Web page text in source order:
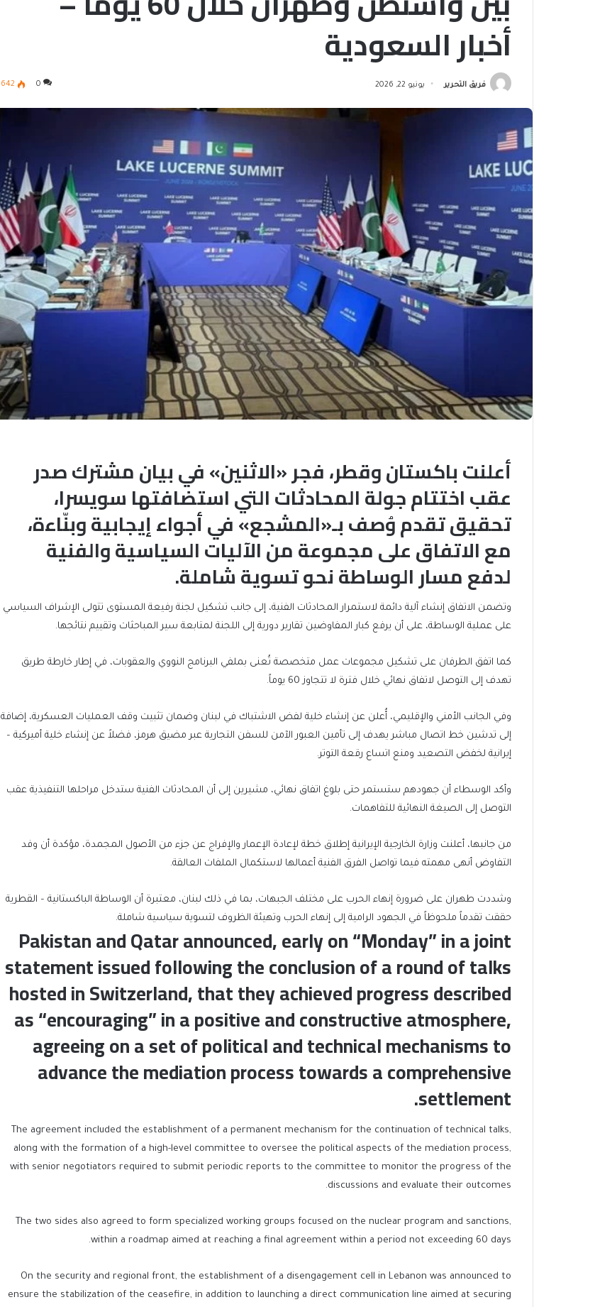
أخبار السعودية
فريق التحرير يونيو 22, 2026 0
642
أعلنت باكستان وقطر، فجر «الاثنين» في بيان مشترك صدر
عقب اختتام جولة المحادثات التي استضافتها سويسرا،
تحقيق تقدم وُصف بـ«المشجع» في أجواء إيجابية وبنّاءة،
مع الاتفاق على مجموعة من الآليات السياسية والفنية
لدفع مسار الوساطة نحو تسوية شاملة.
وتضمن الاتفاق إنشاء آلية دائمة لاستمرار المحادثات الفنية، إلى جانب تشكيل لجنة رفيعة المستوى تتولى الإشراف السياسي
على عملية الوساطة، على أن يرفع كبار المفاوضين تقارير دورية إلى اللجنة لمتابعة سير المباحثات وتقييم نتائجها.
كما اتفق الطرفان على تشكيل مجموعات عمل متخصصة تُعنى بملفي البرنامج النووي والعقوبات، في إطار خارطة طريق
تهدف إلى التوصل لاتفاق نهائي خلال فترة لا تتجاوز 60 يوماً.
وفي الجانب الأمني والإقليمي، أُعلن عن إنشاء خلية لفض الاشتباك في لبنان وضمان تثبيت وقف العمليات العسكرية، إضافة
إلى تدشين خط اتصال مباشر يهدف إلى تأمين العبور الآمن للسفن التجارية عبر مضيق هرمز، فضلاً عن إنشاء خلية أميركية –
إيرانية لخفض التصعيد ومنع اتساع رقعة التوتر.
وأكد الوسطاء أن جهودهم ستستمر حتى بلوغ اتفاق نهائي، مشيرين إلى أن المحادثات الفنية ستدخل مراحلها التنفيذية عقب
التوصل إلى الصيغة النهائية للتفاهمات.
من جانبها، أعلنت وزارة الخارجية الإيرانية إطلاق خطة لإعادة الإعمار والإفراج عن جزء من الأصول المجمدة، مؤكدة أن وفد
التفاوض أنهى مهمته فيما تواصل الفرق الفنية أعمالها لاستكمال الملفات العالقة.
وشددت طهران على ضرورة إنهاء الحرب على مختلف الجبهات، بما في ذلك لبنان، معتبرة أن الوساطة الباكستانية – القطرية
حققت تقدماً ملحوظاً في الجهود الرامية إلى إنهاء الحرب وتهيئة الظروف لتسوية سياسية شاملة.
Pakistan and Qatar announced, early on “Monday” in a joint
statement issued following the conclusion of a round of talks
hosted in Switzerland, that they achieved progress described
as “encouraging” in a positive and constructive atmosphere,
agreeing on a set of political and technical mechanisms to
advance the mediation process towards a comprehensive
settlement.
The agreement included the establishment of a permanent mechanism for the continuation of technical talks,
along with the formation of a high-level committee to oversee the political aspects of the mediation process,
with senior negotiators required to submit periodic reports to the committee to monitor the progress of the
discussions and evaluate their outcomes.
The two sides also agreed to form specialized working groups focused on the nuclear program and sanctions,
within a roadmap aimed at reaching a final agreement within a period not exceeding 60 days.
On the security and regional front, the establishment of a disengagement cell in Lebanon was announced to
ensure the stabilization of the ceasefire, in addition to launching a direct communication line aimed at securing